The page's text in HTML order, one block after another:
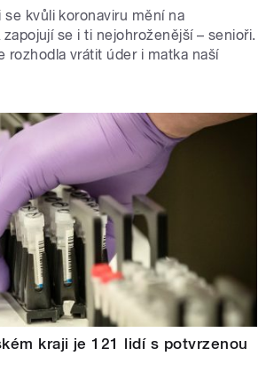
kvůli koronaviru mění na
se i ti nejohroženější – senioři.
rozhodla vrátit úder i matka naší
kraji je 121 lidí s potvrzenou